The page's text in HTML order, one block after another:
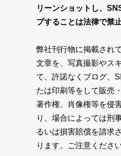
リーンショットし、
プすることは法律で禁
弊社刊行物に掲載され
文章を、写真撮影やス
て、許諾なくブログ、
たは印刷等をして販売
著作権、肖像権等を侵
り、場合によっては刑
るいは損害賠償を請求
ります。ご注意ください